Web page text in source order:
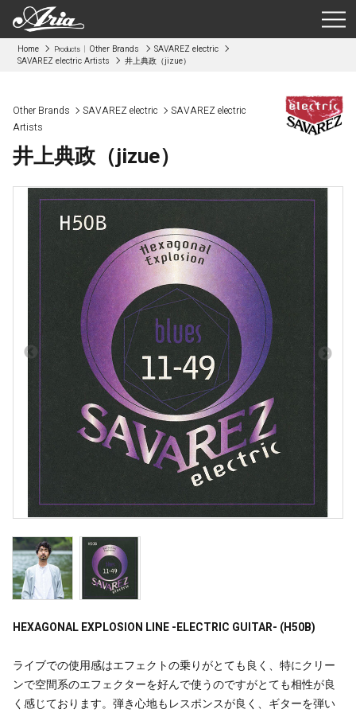
Home Products Other Brands
SAVAREZ electric
SAVAREZ electric Artists
井上典政（jizue）
Other Brands SAVAREZ electric
SAVAREZ electric
Artists
井上典政（jizue）
HEXAGONAL EXPLOSION LINE -ELECTRIC GUITAR- (H50B)
ライブでの使用感はエフェクトの乗りがとても良く、特にクリー
ンで空間系のエフェクターを好んで使うのですがとても相性が良
く感じております。弾き心地もレスポンスが良く、ギターを弾い